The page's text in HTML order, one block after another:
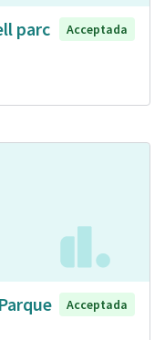
parc
Acceptada
Acceptada